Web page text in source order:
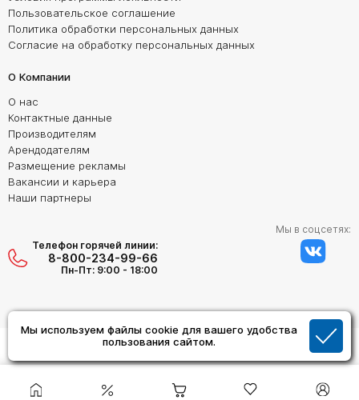
Мы используем файлы cookie для вашего удобства
пользования сайтом.
Пользовательское соглашение
Политика обработки персональных данных
Согласие на обработку персональных данных
О Компании
О нас
Контактные данные
Производителям
Арендодателям
Размещение рекламы
Вакансии и карьера
Наши партнеры
Телефон горячей линии:
8-800-234-99-66
Пн-Пт: 9:00 - 18:00
Мы в соцсетях: